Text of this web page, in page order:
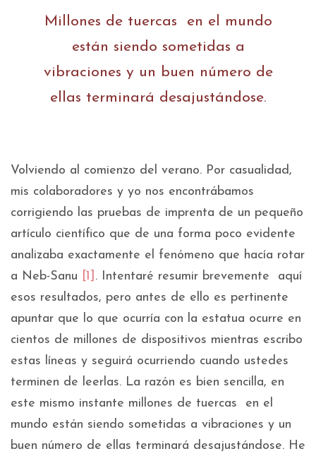
Millones de tuercas en el mundo
están siendo sometidas a
vibraciones y un buen número de
ellas terminará desajustándose.
Volviendo al comienzo del verano. Por casualidad,
mis colaboradores y yo nos encontrábamos
corrigiendo las pruebas de imprenta de un pequeño
artículo científico que de una forma poco evidente
analizaba exactamente el fenómeno que hacía rotar
a Neb-Sanu
[1] . Intentaré resumir brevemente aquí
esos resultados, pero antes de ello es pertinente
apuntar que lo que ocurría con la estatua ocurre en
cientos de millones de dispositivos mientras escribo
estas líneas y seguirá ocurriendo cuando ustedes
terminen de leerlas. La razón es bien sencilla, en
este mismo instante millones de tuercas en el
mundo están siendo sometidas a vibraciones y un
buen número de ellas terminará desajustándose. He